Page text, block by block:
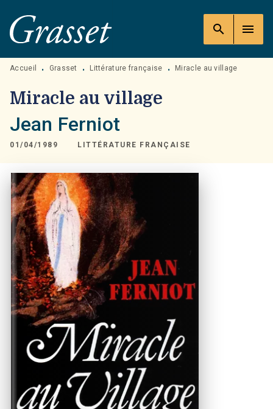
MENU RECHERCHE
PIED DE PAGE
search menu
Accueil • Grasset • Littérature française • Miracle au village
Miracle au village
Jean Ferniot
01/04/1989 LITTÉRATURE FRANÇAISE